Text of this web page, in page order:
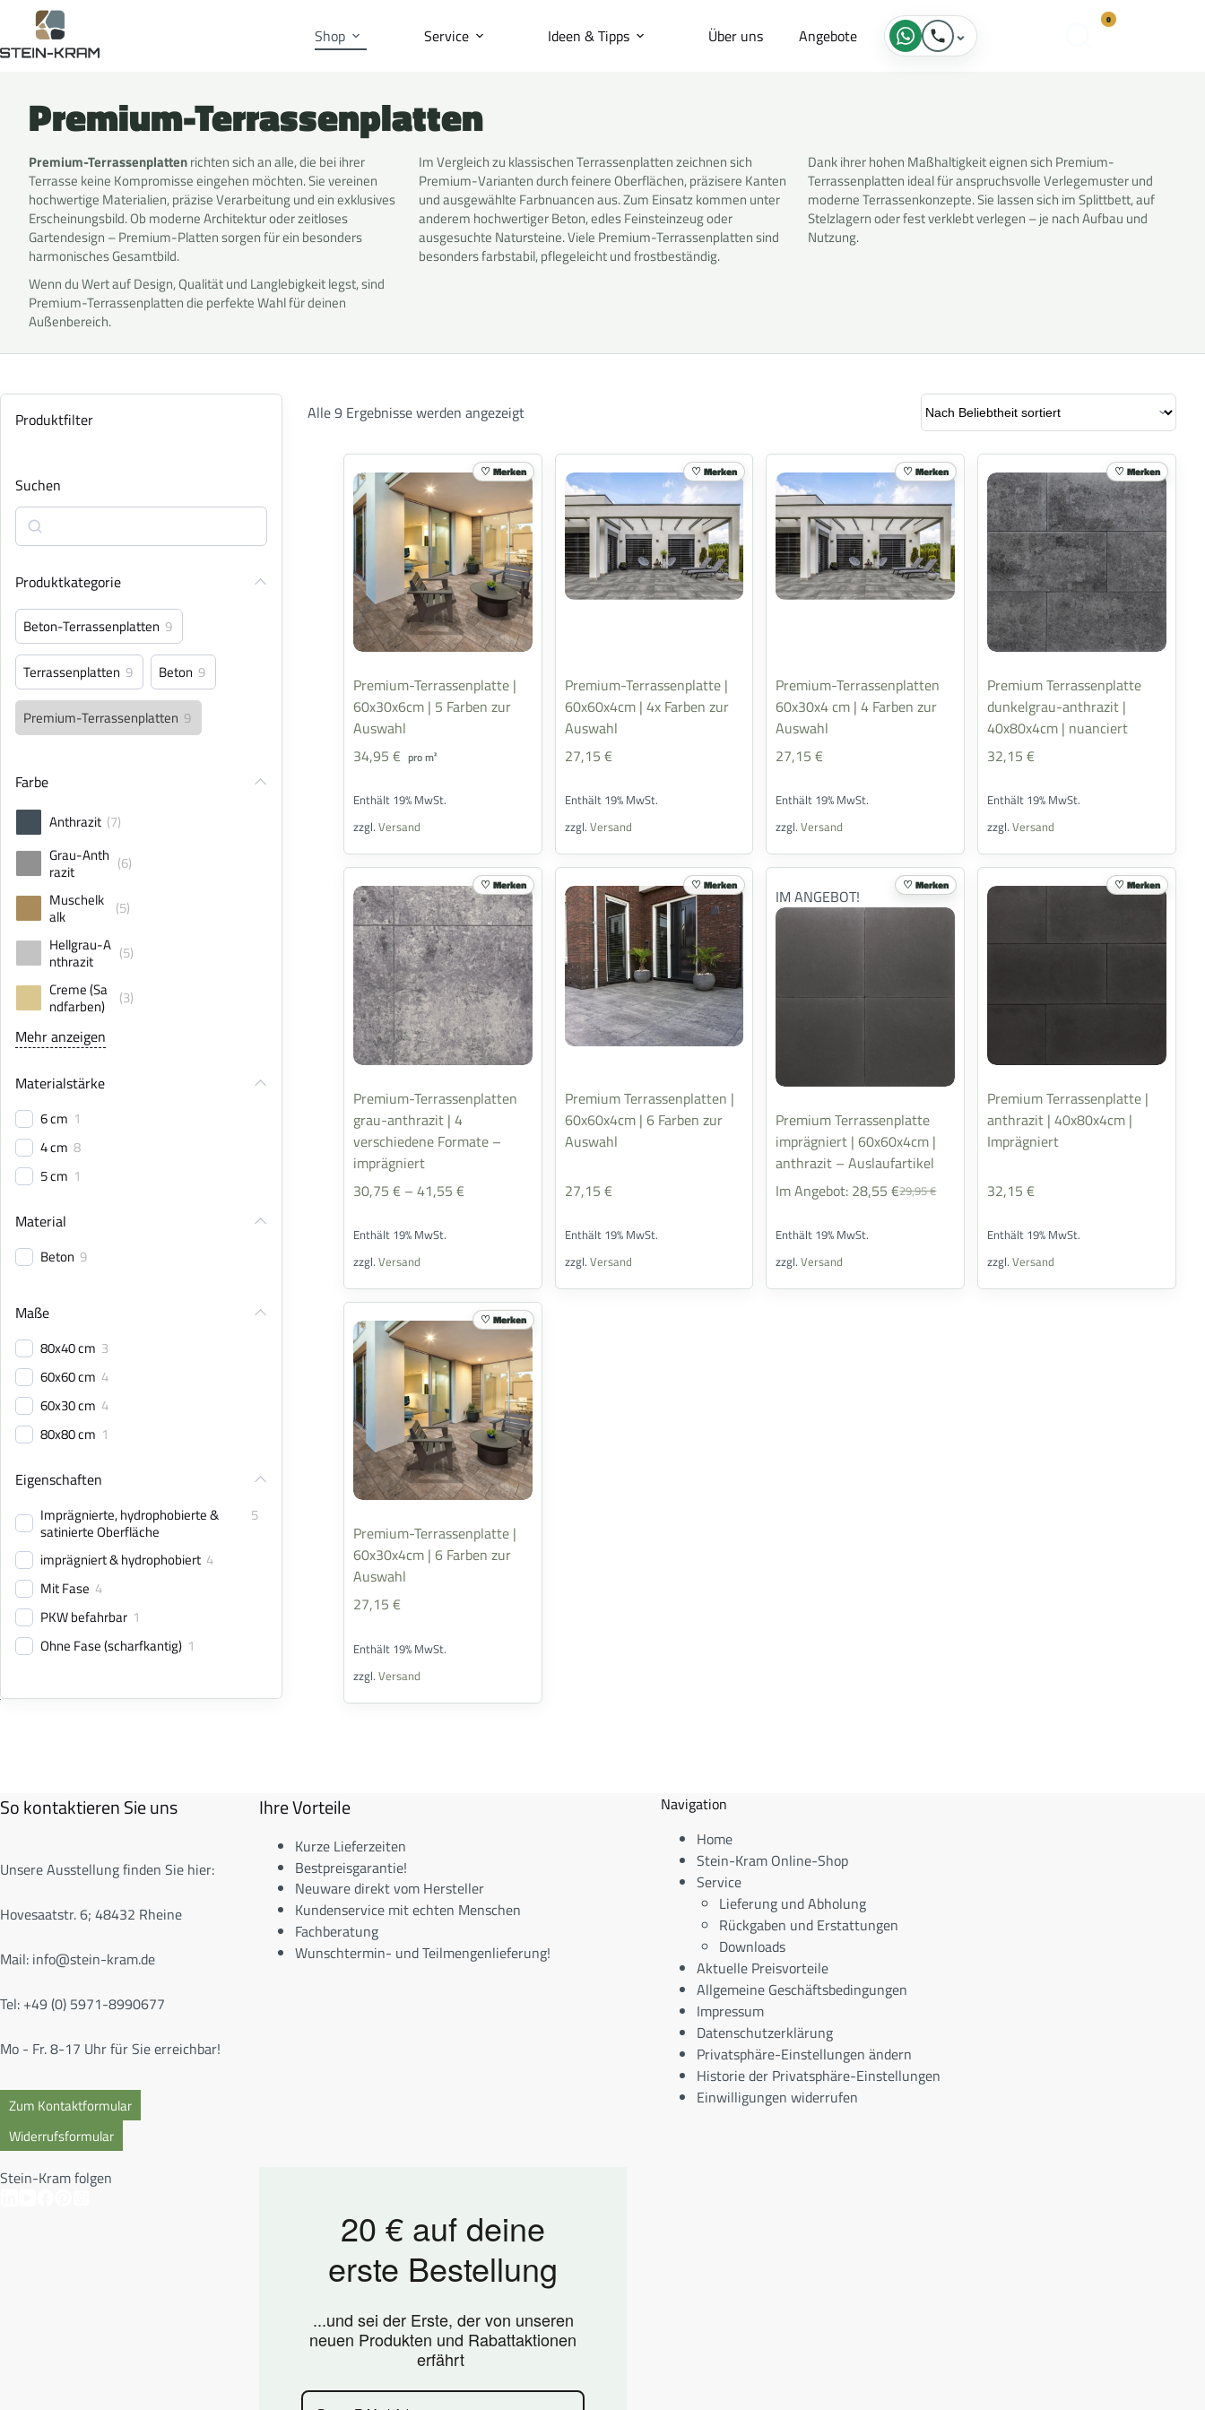
Shop Service Ideen & Tipps Über uns Angebote
K
o
⌄
0
Premium-Terrassenplatten
Premium-Terrassenplattenrichten sich an alle, die bei ihrer
Terrasse keine Kompromisse eingehen möchten. Sie vereinen
hochwertige Materialien, präzise Verarbeitung und ein exklusives
Erscheinungsbild. Ob moderne Architektur oder zeitloses
Gartendesign – Premium-Platten sorgen für ein besonders
harmonisches Gesamtbild.
Im Vergleich zu klassischen Terrassenplatten zeichnen sich
Premium-Varianten durch feinere Oberflächen, präzisere Kanten
und ausgewählte Farbnuancen aus. Zum Einsatz kommen unter
anderem hochwertiger Beton, edles Feinsteinzeug oder
ausgesuchte Natursteine. Viele Premium-Terrassenplatten sind
besonders farbstabil, pflegeleicht und frostbeständig.
Dank ihrer hohen Maßhaltigkeit eignen sich Premium-
Terrassenplatten ideal für anspruchsvolle Verlegemuster und
moderne Terrassenkonzepte. Sie lassen sich im Splittbett, auf
Stelzlagern oder fest verklebt verlegen – je nach Aufbau und
Nutzung.
Wenn du Wert auf Design, Qualität und Langlebigkeit legst, sind
Premium-Terrassenplatten die perfekte Wahl für deinen
Außenbereich.
Alle 9 Ergebnisse werden angezeigt
Premium-Terrassenplatte |
60x30x6cm | 5 Farben zur
Auswahl
34,95 € pro m²
Enthält 19% MwSt.
zzgl. Versand
Merken
Premium-Terrassenplatte |
60x60x4cm | 4x Farben zur
Auswahl
27,15 €
Enthält 19% MwSt.
zzgl. Versand
Merken
Premium-Terrassenplatten
60x30x4 cm | 4 Farben zur
Auswahl
27,15€
Enthält 19% MwSt.
zzgl.Versand
Merken
Premium Terrassenplatte
dunkelgrau-anthrazit |
40x80x4cm | nuanciert
32,15€
Enthält 19% MwSt.
zzgl.Versand
Merken
Premium-Terrassenplatten
grau-anthrazit | 4
verschiedene Formate –
imprägniert
30,75 € – 41,55 €
Enthält 19% MwSt.
zzgl. Versand
Merken
Premium Terrassenplatten |
60x60x4cm | 6 Farben zur
Auswahl
27,15 €
Enthält 19% MwSt.
zzgl. Versand
Merken
IM ANGEBOT!
Premium Terrassenplatte
imprägniert | 60x60x4cm |
anthrazit – Auslaufartikel
Im Angebot:
29,95€
28,55€
Enthält 19% MwSt.
zzgl.Versand
Merken
Premium Terrassenplatte |
anthrazit | 40x80x4cm |
Imprägniert
32,15€
Enthält 19% MwSt.
zzgl.Versand
Merken
Premium-Terrassenplatte |
60x30x4cm | 6 Farben zur
Auswahl
27,15 €
Enthält 19% MwSt.
zzgl. Versand
Merken
Produktfilter
Suchen
Produktkategorie
Beton-Terrassenplatten 9
Terrassenplatten 9 Beton 9
Premium-Terrassenplatten 9
Farbe
Anthrazit (7)
Grau-Anth
razit
(6)
Muschelk
alk
(5)
Hellgrau-A
nthrazit
(5)
Creme (Sa
ndfarben)
(3)
Mehr anzeigen
Materialstärke
6 cm 1
4 cm 8
5 cm 1
Material
Beton 9
Maße
80x40 cm 3
60x60 cm 4
60x30 cm 4
80x80 cm 1
Eigenschaften
Imprägnierte, hydrophobierte &
satinierte Oberfläche
5
imprägniert & hydrophobiert 4
Mit Fase 4
PKW befahrbar 1
Ohne Fase (scharfkantig) 1
So kontaktieren Sie uns
Unsere Ausstellung finden Sie hier:
Hovesaatstr. 6; 48432 Rheine
Mail: info@stein-kram.de
Tel: +49 (0) 5971-8990677
Mo - Fr. 8-17 Uhr für Sie erreichbar!
Zum Kontaktformular
Widerrufsformular
Ihre Vorteile
Kurze Lieferzeiten
Bestpreisgarantie!
Neuware direkt vom Hersteller
Kundenservice mit echten Menschen
Fachberatung
Wunschtermin- und Teilmengenlieferung!
Navigation
Home
Stein-Kram Online-Shop
Service
Lieferung und Abholung
Rückgaben und Erstattungen
Downloads
Aktuelle Preisvorteile
Allgemeine Geschäftsbedingungen
Impressum
Datenschutzerklärung
Privatsphäre-Einstellungen ändern
Historie der Privatsphäre-Einstellungen
Einwilligungen widerrufen
Stein-Kram folgen
20 € auf deine
erste Bestellung
...und sei der Erste, der von unseren
neuen Produkten und Rabattaktionen
erfährt